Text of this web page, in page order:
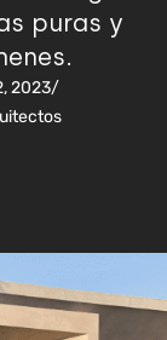
puras y
2023/